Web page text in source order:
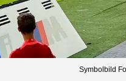
Sym­bol­bild